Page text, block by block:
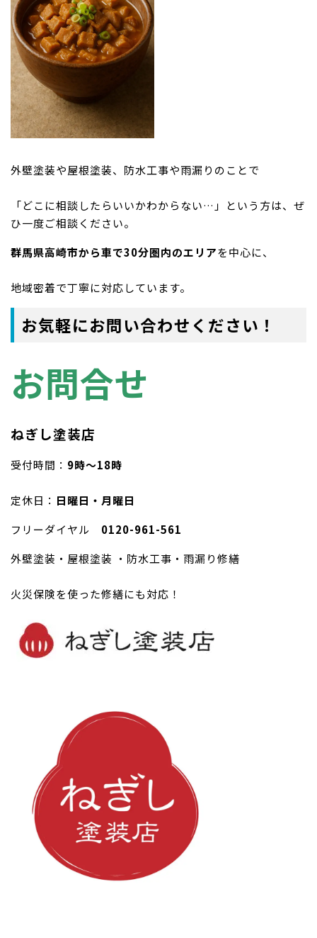
外壁塗装や屋根塗装、防水工事や雨漏りのことで
「どこに相談したらいいかわからない…」という方は、ぜ
ひ一度ご相談ください。
群馬県高崎市から車で30分圏内のエリアを中心に、
地域密着で丁寧に対応しています。
お気軽にお問い合わせください！
お問合せ
ねぎし塗装店
受付時間： 9時〜18時
定休日： 日曜日・月曜日
フリーダイヤル 0120-961-561
外壁塗装・屋根塗装 ・防水工事・雨漏り修繕
火災保険を使った修繕にも対応！